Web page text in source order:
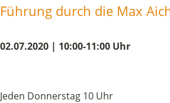
Führung durch die Max
02.07.2020 | 10:00-11:00 Uhr
Jeden Donnerstag 10 Uhr